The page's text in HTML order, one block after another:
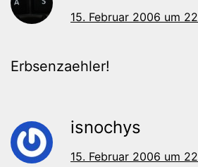
15. Februar 2006 um
Erbsenzaehler!
isnochys
15. Februar 2006 um